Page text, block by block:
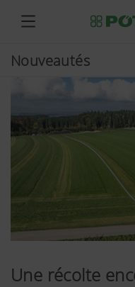
Nouveautés
Une récolte